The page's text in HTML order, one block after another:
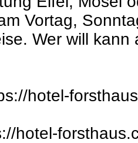
Vortag,
Wer will
hotel-
hotel-